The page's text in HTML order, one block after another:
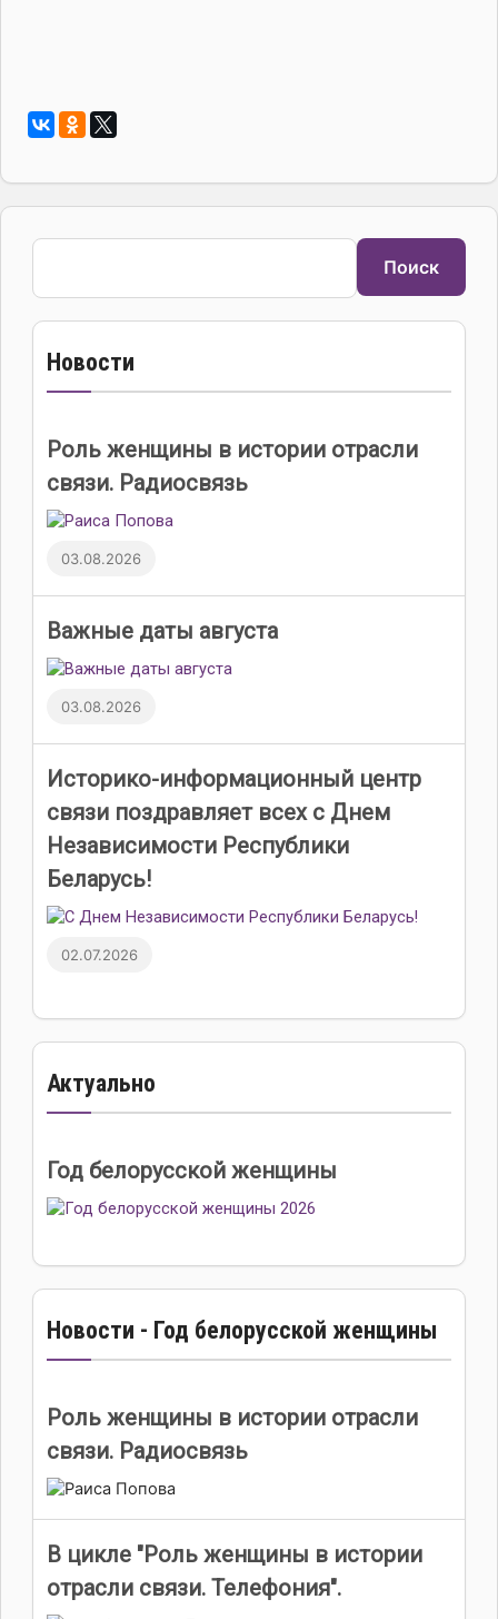
Поиск
Поиск
Новости
Роль женщины в истории отрасли
связи. Радиосвязь
03.08.2026
Важные даты августа
03.08.2026
Историко-информационный центр
связи поздравляет всех с Днем
Независимости Республики
Беларусь!
02.07.2026
Актуально
Год белорусской женщины
Новости - Год белорусской женщины
Роль женщины в истории отрасли
связи. Радиосвязь
В цикле "Роль женщины в истории
отрасли связи. Телефония".